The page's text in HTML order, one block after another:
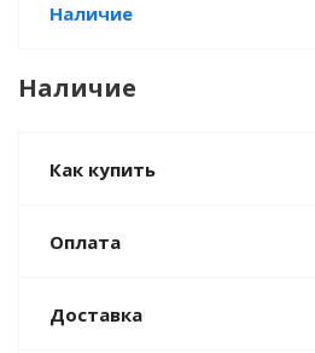
Наличие
Наличие
Как купить
Оплата
Доставка